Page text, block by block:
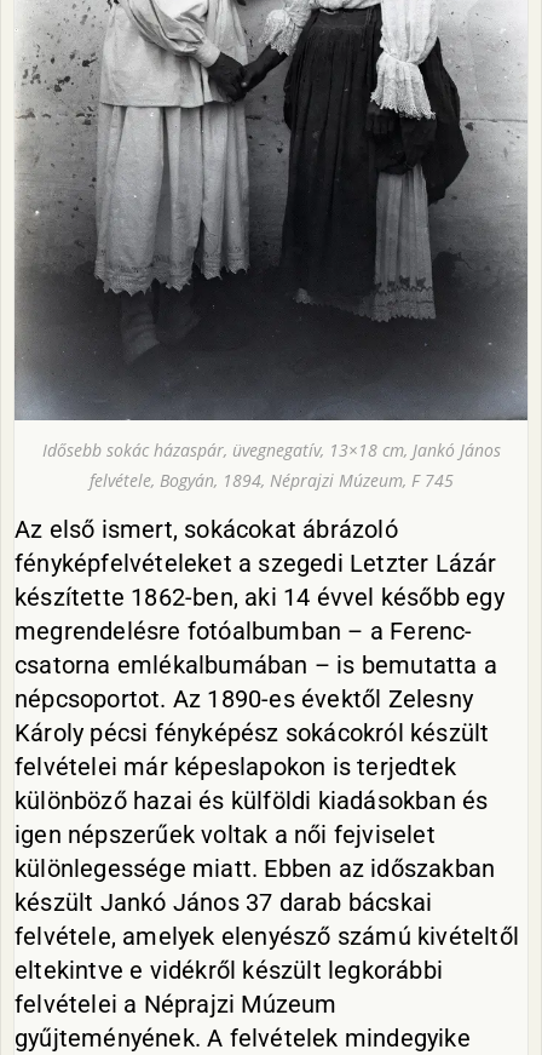
Idősebb sokác házaspár, üvegnegatív, 13×18 cm, Jankó János
felvétele, Bogyán, 1894, Néprajzi Múzeum, F 745
Az első ismert, sokácokat ábrázoló
fényképfelvételeket a szegedi Letzter Lázár
készítette 1862-ben, aki 14 évvel később egy
megrendelésre fotóalbumban – a Ferenc-
csatorna emlékalbumában – is bemutatta a
népcsoportot. Az 1890-es évektől Zelesny
Károly pécsi fényképész sokácokról készült
felvételei már képeslapokon is terjedtek
különböző hazai és külföldi kiadásokban és
igen népszerűek voltak a női fejviselet
különlegessége miatt. Ebben az időszakban
készült Jankó János 37 darab bácskai
felvétele, amelyek elenyésző számú kivételtől
eltekintve e vidékről készült legkorábbi
felvételei a Néprajzi Múzeum
gyűjteményének. A felvételek mindegyike